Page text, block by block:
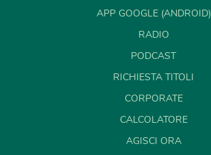
APP GOOGLE (ANDROID)
RADIO
PODCAST
RICHIESTA TITOLI
CORPORATE
CALCOLATORE
AGISCI ORA